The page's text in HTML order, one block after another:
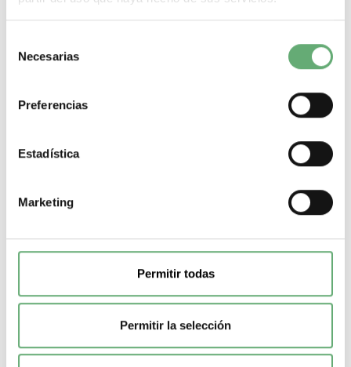
Necesarias
Preferencias
Estadística
Marketing
Permitir todas
Permitir la selección
MT100/160 220-240V 50/60HZ 208-277V 60HZ
374,10€
LV429434 | 160 A | 208 a 277 V | Corriente alterna (AC, CA) |